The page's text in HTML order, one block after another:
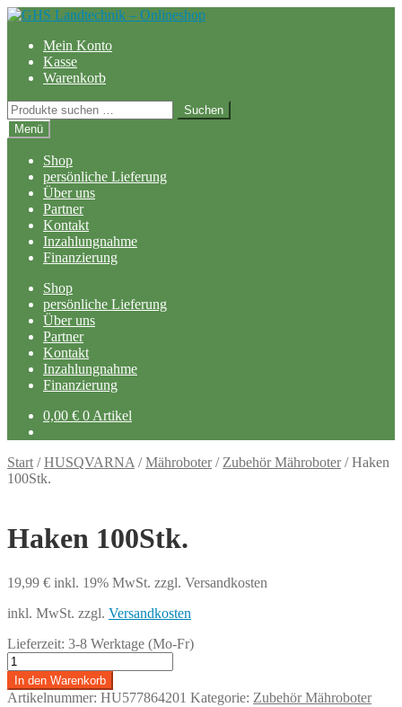
Zur
springen
Zum
springenMein Konto
Kasse
Warenkorb
Suchen
nach:
Suchen
Menü
Shop
persönliche Lieferung
Über uns
Partner
Kontakt
Inzahlungnahme
Finanzierung
Shop
persönliche Lieferung
Über uns
Partner
Kontakt
Inzahlungnahme
Finanzierung
0,00 € 0 Artikel
Start /HUSQVARNA /Mähroboter/ Zubehör Mähroboter/Haken
100Stk.
Haken 100Stk.
19,99 € inkl. 19% MwSt. zzgl. Versandkosten
inkl. MwSt. zzgl. Versandkosten
Lieferzeit: 3-8 Werktage (Mo-Fr)
Haken
100Stk.
Menge
In den Warenkorb
Artikelnummer: HU577864201 Kategorie: Zubehör Mähroboter